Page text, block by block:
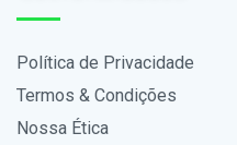
Política de Privacidade
Termos & Condições
Nossa Ética